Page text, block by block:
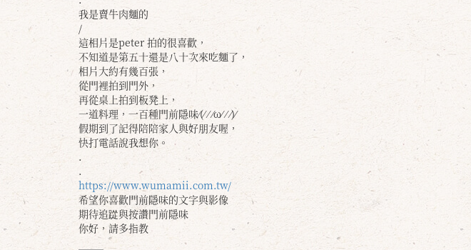
我是賣牛肉麵的
/
這相片是peter 拍的很喜歡，
不知道是第五十還是八十次來吃麵了，
相片大約有幾百張，
從門裡拍到門外，
再從桌上拍到板凳上，
一道料理，一百種門前隱味⁄(⁄ ⁄ ⁄ω⁄ ⁄ ⁄)⁄
假期到了記得陪陪家人與好朋友喔，
快打電話說我想你。
.
.
https://www.wumamii.com.tw/
希望你喜歡門前隱味的文字與影像
期待追踨與按讚門前隱味
你好，請多指教